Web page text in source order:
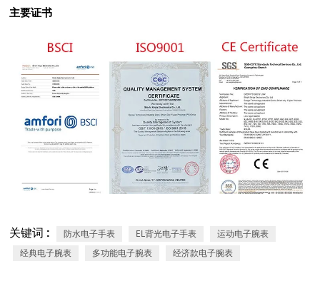
主要证书
关键词 : 防水电子手表 EL背光电子手表
运动电子腕表
经典电子腕表
多功能电子腕表 经济款电子腕表